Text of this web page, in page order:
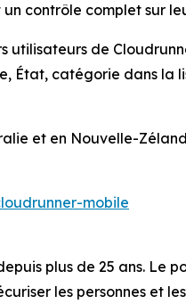
contrôle complet sur
utilisateurs de
État, catégorie dans la
et en Nouvelle-
mobile
plus de 25 ans. Le
les personnes et